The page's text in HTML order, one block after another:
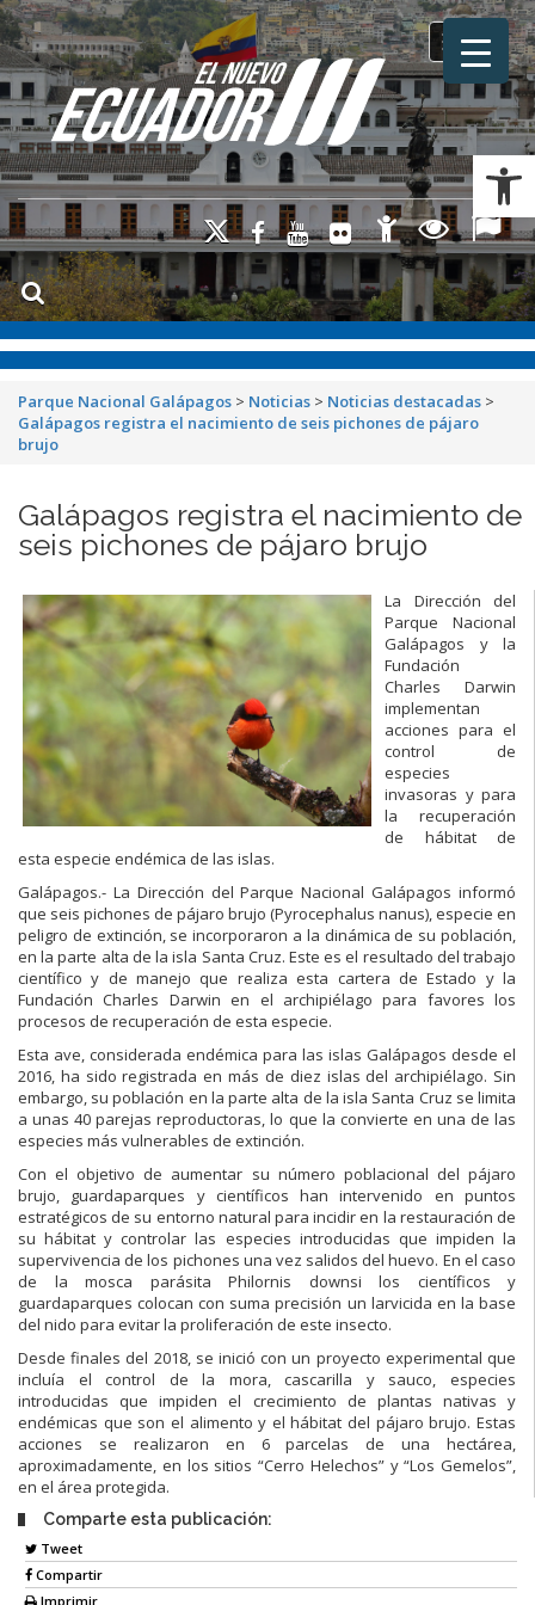
Toggle
Parque Nacional Galápagos > Noticias > Noticias destacadas >
Galápagos registra el nacimiento de seis pichones de pájaro
brujo
Galápagos registra el nacimiento de
seis pichones de pájaro brujo
La Dirección del
Parque Nacional
Galápagos y la
Fundación
Charles Darwin
implementan
acciones para el
control de
especies
invasoras y para
la recuperación
de hábitat de
esta especie endémica de las islas.
Galápagos.- La Dirección del Parque Nacional Galápagos informó
que seis pichones de pájaro brujo (Pyrocephalus nanus), especie en
peligro de extinción, se incorporaron a la dinámica de su población,
en la parte alta de la isla Santa Cruz. Este es el resultado del trabajo
científico y de manejo que realiza esta cartera de Estado y la
Fundación Charles Darwin en el archipiélago para favores los
procesos de recuperación de esta especie.
Esta ave, considerada endémica para las islas Galápagos desde el
2016, ha sido registrada en más de diez islas del archipiélago. Sin
embargo, su población en la parte alta de la isla Santa Cruz se limita
a unas 40 parejas reproductoras, lo que la convierte en una de las
especies más vulnerables de extinción.
Con el objetivo de aumentar su número poblacional del pájaro
brujo, guardaparques y científicos han intervenido en puntos
estratégicos de su entorno natural para incidir en la restauración de
su hábitat y controlar las especies introducidas que impiden la
supervivencia de los pichones una vez salidos del huevo. En el caso
de la mosca parásita Philornis downsi los científicos y
guardaparques colocan con suma precisión un larvicida en la base
del nido para evitar la proliferación de este insecto.
Desde finales del 2018, se inició con un proyecto experimental que
incluía el control de la mora, cascarilla y sauco, especies
introducidas que impiden el crecimiento de plantas nativas y
endémicas que son el alimento y el hábitat del pájaro brujo. Estas
acciones se realizaron en 6 parcelas de una hectárea,
aproximadamente, en los sitios “Cerro Helechos” y “Los Gemelos”,
en el área protegida.
Comparte esta publicación:
Tweet
Compartir
Imprimir